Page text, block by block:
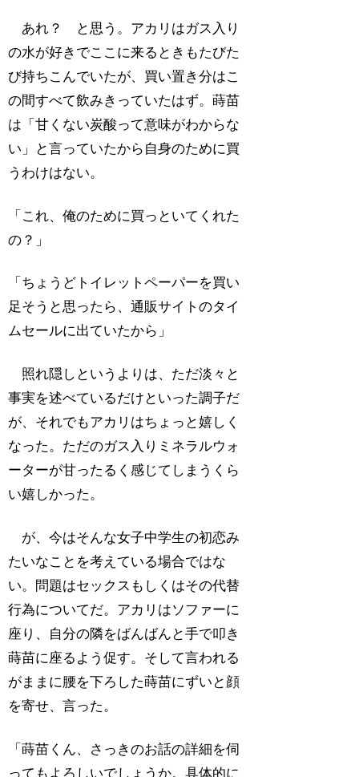
あれ？ と思う。アカリはガス入り
の水が好きでここに来るときもたびた
び持ちこんでいたが、買い置き分はこ
の間すべて飲みきっていたはず。蒔苗
は「甘くない炭酸って意味がわからな
い」と言っていたから自身のために買
うわけはない。
「これ、俺のために買っといてくれた
の？」
「ちょうどトイレットペーパーを買い
足そうと思ったら、通販サイトのタイ
ムセールに出ていたから」
照れ隠しというよりは、ただ淡々と
事実を述べているだけといった調子だ
が、それでもアカリはちょっと嬉しく
なった。ただのガス入りミネラルウォ
ーターが甘ったるく感じてしまうくら
い嬉しかった。
が、今はそんな女子中学生の初恋み
たいなことを考えている場合ではな
い。問題はセックスもしくはその代替
行為についてだ。アカリはソファーに
座り、自分の隣をばんばんと手で叩き
蒔苗に座るよう促す。そして言われる
がままに腰を下ろした蒔苗にずいと顔
を寄せ、言った。
「蒔苗くん、さっきのお話の詳細を伺
ってもよろしいでしょうか。具体的に